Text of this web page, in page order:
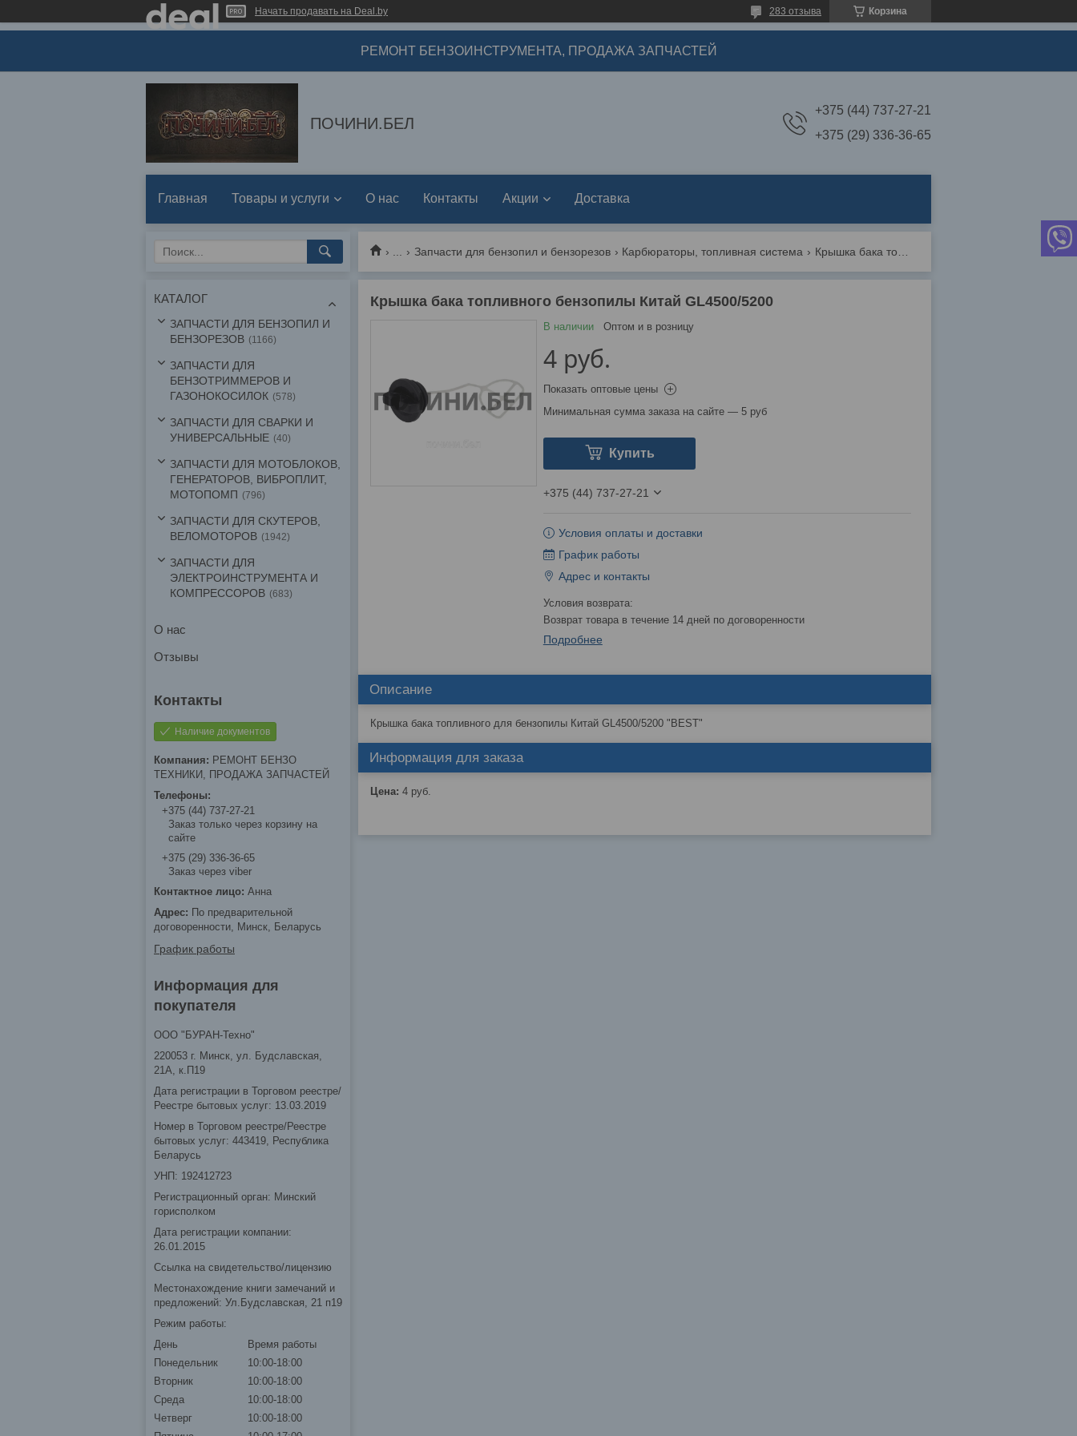
Начать продавать на Deal.by Корзина
283 отзыва
РЕМОНТ БЕНЗОИНСТРУМЕНТА, ПРОДАЖА ЗАПЧАСТЕЙ
ПОЧИНИ.БЕЛ
+375 (44) 737-27-21
+375 (29) 336-36-65
Главная Товары и услуги О нас Контакты Акции Доставка
Запчасти для бензопил и бензорезов Карбюраторы, топливная система
Крышка бака топливного бензопилы Китай GL4500/5200
В наличии Оптом и в розницу
4 руб.
Показать оптовые цены
Минимальная сумма заказа на сайте — 5 руб
Купить
+375 (44) 737-27-21
Условия оплаты и доставки
График работы
Адрес и контакты
возврат товара в течение 14 дней по договоренности
Подробнее
Описание
Крышка бака топливного для бензопилы Китай GL4500/5200 "BEST"
Информация для заказа
Цена: 4 руб.
КАТАЛОГ
ЗАПЧАСТИ ДЛЯ БЕНЗОПИЛ И
БЕНЗОРЕЗОВ
1166
ЗАПЧАСТИ ДЛЯ
БЕНЗОТРИММЕРОВ И
ГАЗОНОКОСИЛОК
578
ЗАПЧАСТИ ДЛЯ СВАРКИ И
УНИВЕРСАЛЬНЫЕ
40
ЗАПЧАСТИ ДЛЯ МОТОБЛОКОВ,
ГЕНЕРАТОРОВ, ВИБРОПЛИТ,
МОТОПОМП
796
ЗАПЧАСТИ ДЛЯ СКУТЕРОВ,
ВЕЛОМОТОРОВ
1942
ЗАПЧАСТИ ДЛЯ
ЭЛЕКТРОИНСТРУМЕНТА И
КОМПРЕССОРОВ
683
О нас
Отзывы
Наличие документов
РЕМОНТ БЕНЗО
ТЕХНИКИ, ПРОДАЖА ЗАПЧАСТЕЙ
+375 (44) 737-27-21
Заказ только через корзину на
сайте
+375 (29) 336-36-65
Заказ через viber
Анна
По предварительной
договоренности, Минск, Беларусь
График работы
Информация для
покупателя
ООО "БУРАН-Техно"
220053 г. Минск, ул. Будславская,
21А, к.П19
Дата регистрации в Торговом реестре/
Реестре бытовых услуг: 13.03.2019
Номер в Торговом реестре/Реестре
бытовых услуг: 443419, Республика
Беларусь
УНП: 192412723
Регистрационный орган: Минский
горисполком
Дата регистрации компании:
26.01.2015
Ссылка на свидетельство/лицензию
Местонахождение книги замечаний и
предложений: Ул.Будславская, 21 п19
Режим работы:
День
Время работы
Понедельник
10:00-18:00
Вторник
10:00-18:00
Среда
10:00-18:00
Четверг
10:00-18:00